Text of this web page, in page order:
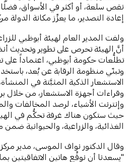
نقص سلعة، أو أكثر في الأسواق،
إعادة التصدير، ما يعزِّز مكانة الدولة
ولفت المدير العام لهيئة أبوظبي
أنَّ الهيئة تحرص على تطوير وتحديث
تطلُّعات حكومة أبوظبي، اعتماداً على
وتبنّي منظومة الرقابة عن بُعد،
الاستشعار الذكية المثبَّتة في
وقراءات أجهزة الاستشعار، من خلال
وإنترنت الأشياء، لرصد المخالفات
حيث ستكون هناك غرفة تحكُّم في
الغذائية، والزراعية، والحيوانية ضمن
وقال الدكتور نواف الموسى، مدير
"يسعدنا أن نوقِّع هاتين الاتفاقيتين